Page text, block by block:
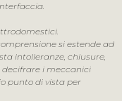
si estende ad
intolleranze, chiusure,
decifrare i meccanici
punto di vista per